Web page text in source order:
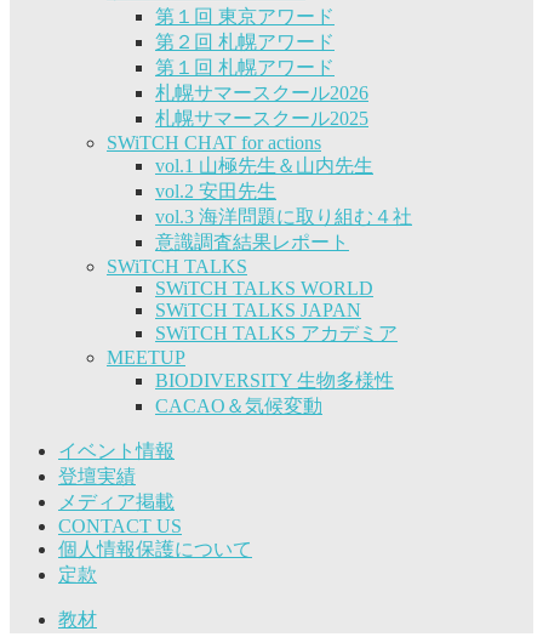
第１回 東京アワード
第２回 札幌アワード
第１回 札幌アワード
札幌サマースクール2026
札幌サマースクール2025
SWiTCH CHAT for actions
vol.1 山極先生＆山内先生
vol.2 安田先生
vol.3 海洋問題に取り組む４社
意識調査結果レポート
SWiTCH TALKS
SWiTCH TALKS WORLD
SWiTCH TALKS JAPAN
SWiTCH TALKS アカデミア
MEETUP
BIODIVERSITY 生物多様性
CACAO＆気候変動
イベント情報
登壇実績
メディア掲載
CONTACT US
個人情報保護について
定款
教材